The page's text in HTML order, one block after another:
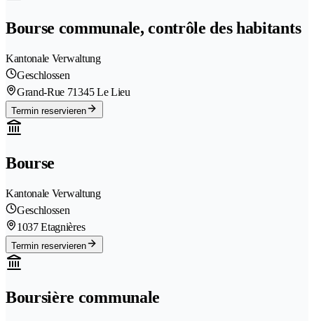
Bourse communale, contrôle des habitants
Kantonale Verwaltung
Geschlossen
Grand-Rue 71345 Le Lieu
Termin reservieren
Bourse
Kantonale Verwaltung
Geschlossen
1037 Etagnières
Termin reservieren
Boursière communale